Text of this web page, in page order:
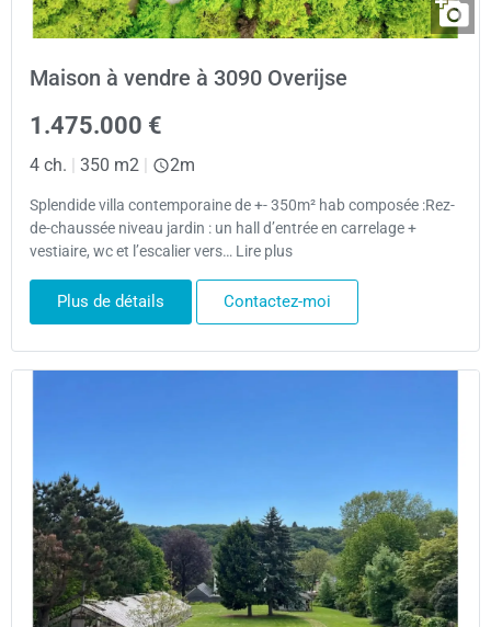
Maison à vendre à 3090 Overijse
1.475.000 €
4 ch. | 350 m2 | 2m
Splendide villa contemporaine de +- 350m² hab composée :Rez-
de-chaussée niveau jardin : un hall d’entrée en carrelage +
vestiaire, wc et l’escalier vers… Lire plus
Plus de détails Contactez-moi